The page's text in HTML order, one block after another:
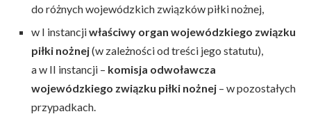
do różnych wojewódzkich związków piłki nożnej,
w I instancjiwłaściwy organ wojewódzkiego związku
piłki nożnej(w zależności od treści jego statutu),
a w II instancji – komisja odwoławcza
wojewódzkiego związku piłki nożnej – w pozostałych
przypadkach.